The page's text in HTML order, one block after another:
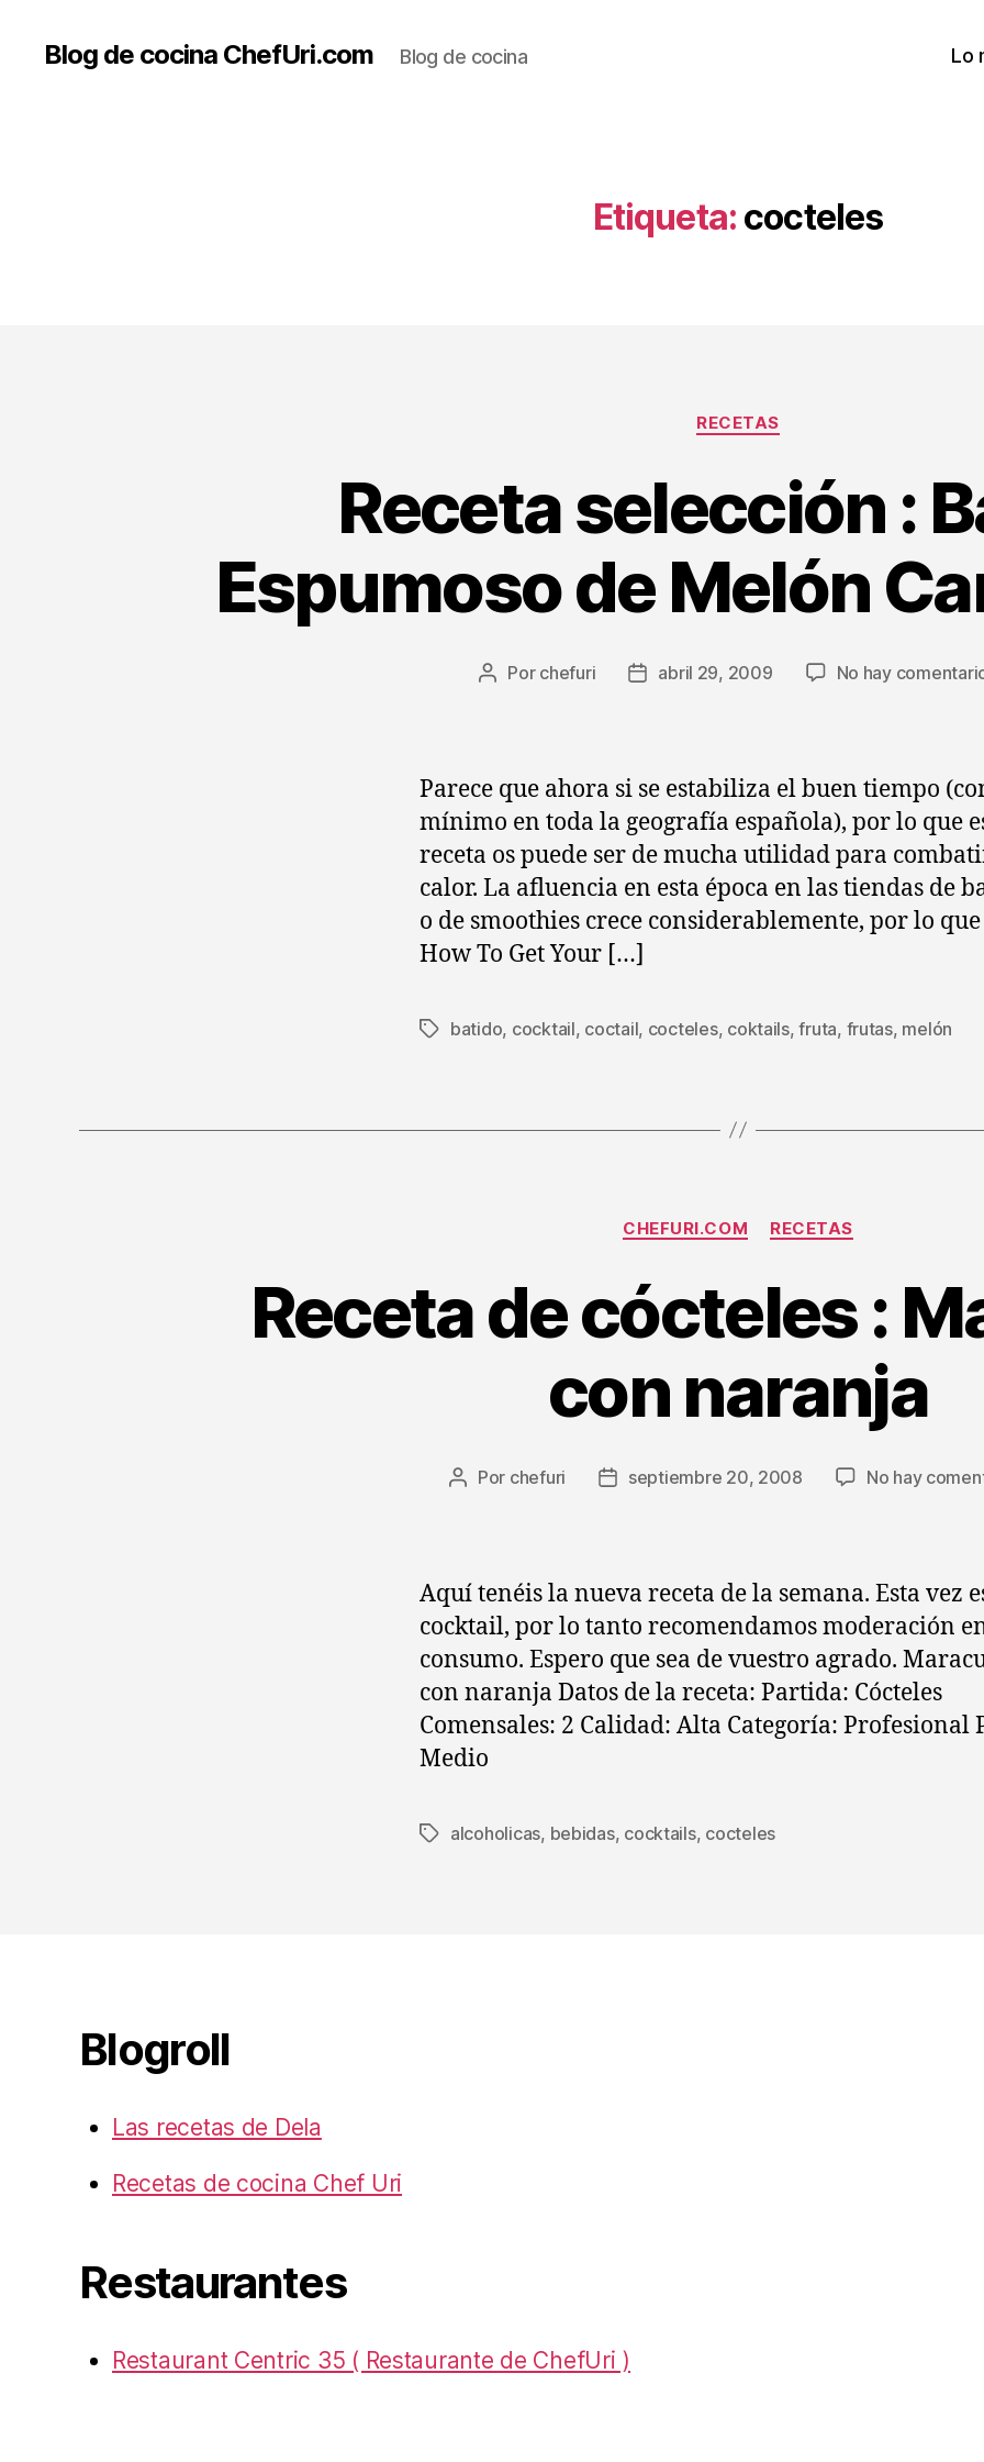
Blog de cocina ChefUri.com Blog de cocina Lo
Etiqueta: cocteles
Categorías
RECETAS
Receta selección :
Espumoso de Melón
Autor
Por chefuri
Fechaabril 29, 2009 No hay
Parece que ahora si se estabiliza el buen tiempo
mínimo en toda la geografía española), por lo que
receta os puede ser de mucha utilidad para
calor. La afluencia en esta época en las tiendas de
o de smoothies crece considerablemente, por lo que
How To Get Your […]
Etiquetas
batido, cocktail, coctail, cocteles, coktails,fruta, frutas, melón
Categorías
CHEFURI.COM RECETAS
Receta de cócteles :
con naranja
Autor
Por chefuri
Fechaseptiembre 20, 2008 No hay
Aquí tenéis la nueva receta de la semana. Esta vez
cocktail, por lo tanto recomendamos moderación
consumo. Espero que sea de vuestro agrado.
con naranja Datos de la receta: Partida: Cócteles
Comensales: 2 Calidad: Alta Categoría: Profesional
Medio
Etiquetas
alcoholicas, bebidas, cocktails, cocteles
Blogroll
Las recetas de Dela
Recetas de cocina Chef Uri
Restaurantes
Restaurant Centric 35 ( Restaurante de ChefUri )